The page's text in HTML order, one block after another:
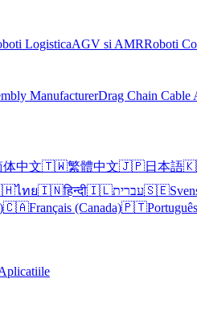
LogisticaAGV si AMRRoboti
ManufacturerDrag Chain Cable
体中文🇹🇼繁體中文🇯🇵日本語
ไทย🇮🇳हिन्दी🇮🇱עברית🇸🇪
🇨🇦Français (Canada)🇵🇹